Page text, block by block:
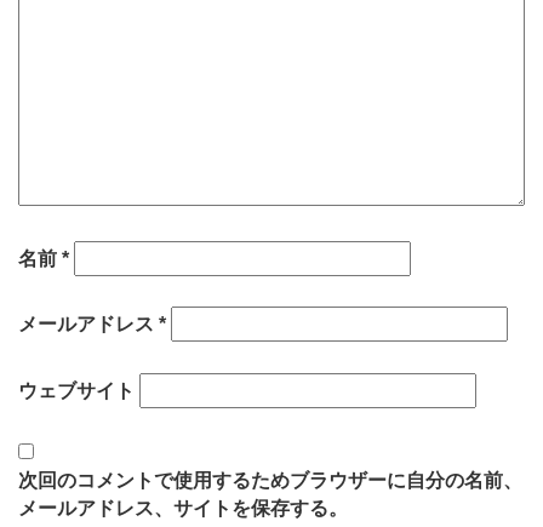
名前 *
メールアドレス *
ウェブサイト
次回のコメントで使用するためブラウザーに自分の名前、
メールアドレス、サイトを保存する。